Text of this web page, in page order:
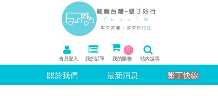
會員登入 我的訂單
0
我的購物
站內搜尋
關於我們 最新消息 墾丁快線